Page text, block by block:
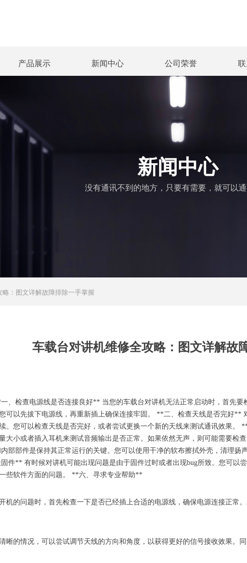
产品展示 新闻中心 公司荣誉
公司荣誉
车载台对讲机维修全攻略：图文详解故
、检查电源线是否连接良好** 当您的车载台对讲机无法正常启动时，首先
可以先拔下电源线，再重新插上确保连接牢固。 **二、检查天线是否完好**
。您可以检查天线是否完好，或者尝试更换一个新的天线来测试通讯效果
大小或者插入耳机来测试音频输出是否正常。如果依然无声，则可能需要检
部部件是保持其正常运行的关键。您可以使用干净的软布擦拭外壳，清理扬
件** 有时候对讲机可能出现问题是由于固件过时或者出现bug所致。您可以
些软件方面的问题。 **六、寻求专业帮助**
机的问题时，首先检查一下是否已经插上合适的电源线，确保电源连接正常
晰的情况，可以尝试调节天线的方向和角度，以获得更好的信号接收效果。
：图文详解故障排除一手掌握
新闻中心
没有通讯不到的地方，只要有需要，就可以通